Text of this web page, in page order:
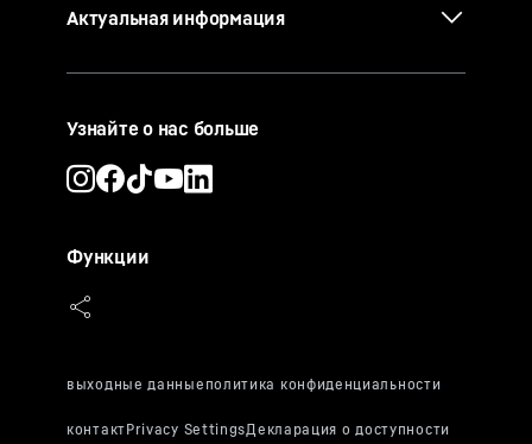
Актуальная информация
Узнайте о нас больше
Функции